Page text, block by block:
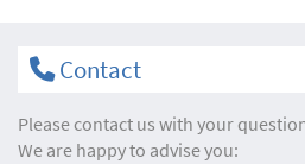
Contact
Please contact us with your
We are happy to advise you: